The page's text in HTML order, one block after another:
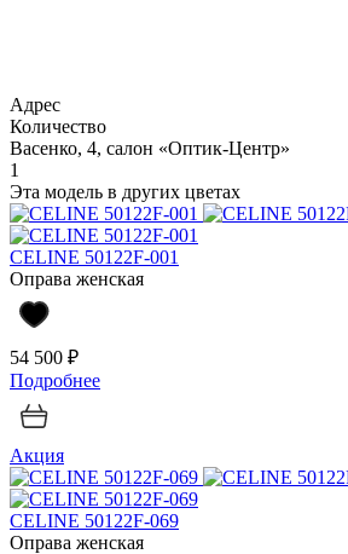
Адрес
Количество
Васенко, 4, салон «Оптик-Центр»
1
Эта модель в других цветах
CELINE 50122F-001
Оправа женская
54 500 ₽
Подробнее
Акция
CELINE 50122F-069
Оправа женская